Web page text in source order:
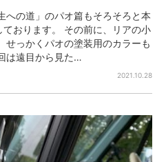
への道」のパオ篇もそろそろと本
ております。 その前に、リアの小
せっかくパオの塗装用のカラーも
は遠目から見た…
2021.10.28